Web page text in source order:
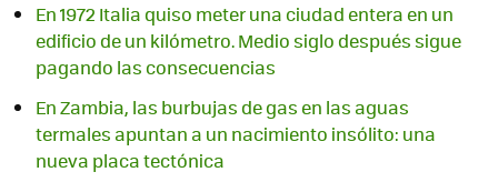
En 1972 Italia quiso meter una ciudad entera en un
edificio de un kilómetro. Medio siglo después sigue
pagando las consecuencias
En Zambia, las burbujas de gas en las aguas
termales apuntan a un nacimiento insólito: una
nueva placa tectónica